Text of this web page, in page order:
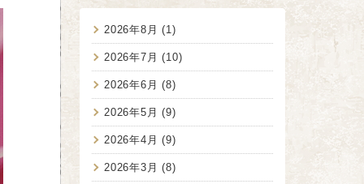
2026年8月 (1)
2026年7月 (10)
2026年6月 (8)
2026年5月 (9)
2026年4月 (9)
2026年3月 (8)